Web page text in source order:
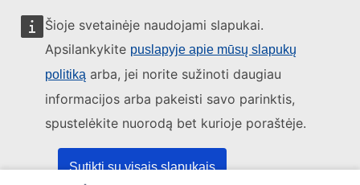
Šioje svetainėje naudojami slapukai.
Apsilankykite puslapyje apie mūsų slapukų
politiką arba, jei norite sužinoti daugiau
informacijos arba pakeisti savo parinktis,
spustelėkite nuorodą bet kurioje poraštėje.
Sutikti su visais slapukais
Rašykite mums naudodamiesi kontaktine forma
Susitikime viename iš ES biurų
Socialiniai tinklai
ES socialinių tinklų kanalai
ES institucijos ir įstaigos